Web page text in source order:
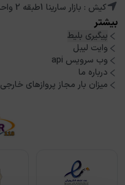
کیش : بازار سارینا 1طبقه 2 واحد209
بیشتر
پیگیری بلیط
وایت لیبل
وب سرویس api
درباره ما
میزان بار مجاز پروازهای خارجی